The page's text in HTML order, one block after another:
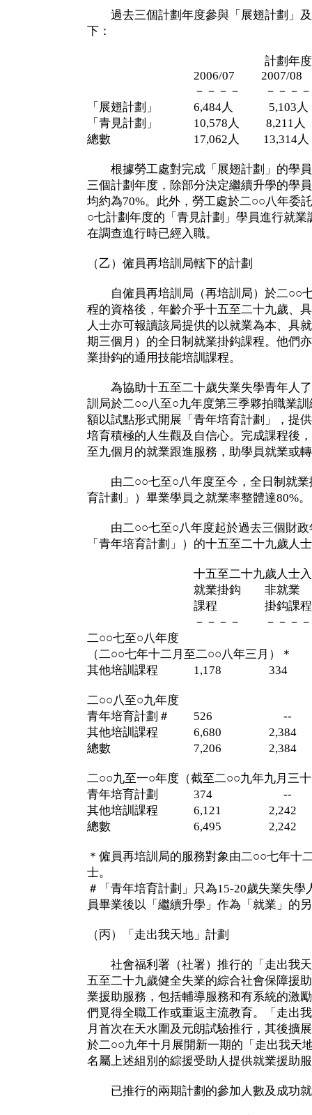
過去三個計劃年度參與「展翅計劃」及
下：
計劃年度
2006/07 2007/08
－－－－ －－－－
「展翅計劃」 6,484人 5,103
「青見計劃」 10,578人 8,211
總數 17,062人 13,314人
根據勞工處對完成「展翅計劃」的學員
三個計劃年度，除部分決定繼續升學的學
均約為70%。此外，勞工處於二○○八年委
○七計劃年度的「青見計劃」學員進行就業
在調查進行時已經入職。
（乙）僱員再培訓局轄下的計劃
自僱員再培訓局（再培訓局）於二○○
程的資格後，年齡介乎十五至二十九歲、
人士亦可報讀該局提供的以就業為本、具
期三個月）的全日制就業掛鈎課程。他們
業掛鈎的通用技能培訓課程。
為協助十五至二十歲失業失學青年人了
訓局於二○○八至○九年度第三季夥拍職業
額以試點形式開展「青年培育計劃」，提
培育積極的人生觀及自信心。完成課程後
至九個月的就業跟進服務，助學員就業或
由二○○七至○八年度至今，全日制就業
育計劃」）畢業學員之就業率整體達80%。
由二○○七至○八年度起於過去三個財政
「青年培育計劃」）的十五至二十九歲人
十五至二十九歲人士入讀
就業掛鈎 非就業
課程 掛鈎課程
－－－－ －－－
二○○七至○八年度
（二○○七年十二月至二○○八年三月）＊
其他培訓課程 1,178
二○○八至○九年度
青年培育計劃＃ 526
其他培訓課程 6,680
總數 7,206 2,384
二○○九至一○年度（截至二○○九年九月三
青年培育計劃 374
其他培訓課程 6,121
總數 6,495 2,242
＊僱員再培訓局的服務對象由二○○七年十
士。
＃「青年培育計劃」只為15-20歲失業失
員畢業後以「繼續升學」作為「就業」的
（丙）「走出我天地」計劃
社會福利署（社署）推行的「走出我天
五至二十九歲健全失業的綜合社會保障援
業援助服務，包括輔導服務和有系統的激
們覓得全職工作或重返主流教育。「走出
月首次在天水圍及元朗試驗推行，其後擴
於二○○九年十月展開新一期的「走出我天
名屬上述組別的綜援受助人提供就業援助
已推行的兩期計劃的參加人數及成功就